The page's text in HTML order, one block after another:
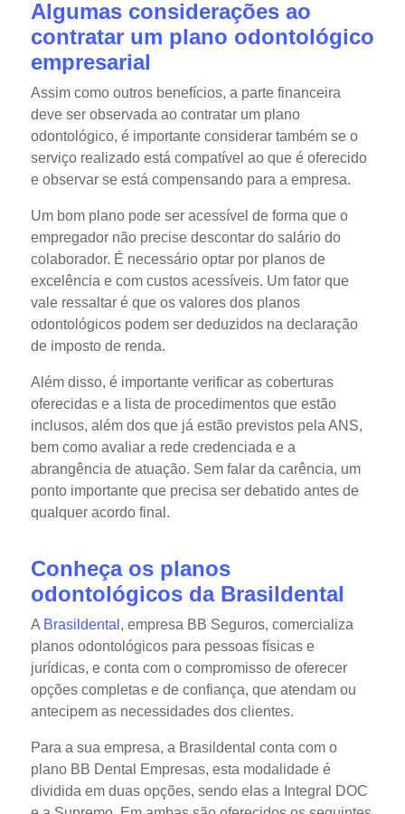
Algumas considerações ao
contratar um plano odontológico
empresarial
Assim como outros benefícios, a parte financeira
deve ser observada ao contratar um plano
odontológico, é importante considerar também se o
serviço realizado está compatível ao que é oferecido
e observar se está compensando para a empresa.
Um bom plano pode ser acessível de forma que o
empregador não precise descontar do salário do
colaborador. É necessário optar por planos de
excelência e com custos acessíveis. Um fator que
vale ressaltar é que os valores dos planos
odontológicos podem ser deduzidos na declaração
de imposto de renda.
Além disso, é importante verificar as coberturas
oferecidas e a lista de procedimentos que estão
inclusos, além dos que já estão previstos pela ANS,
bem como avaliar a rede credenciada e a
abrangência de atuação. Sem falar da carência, um
ponto importante que precisa ser debatido antes de
qualquer acordo final.
Conheça os planos
odontológicos da Brasildental
A Brasildental , empresa BB Seguros, comercializa
planos odontológicos para pessoas físicas e
jurídicas, e conta com o compromisso de oferecer
opções completas e de confiança, que atendam ou
antecipem as necessidades dos clientes.
Para a sua empresa, a Brasildental conta com o
plano BB Dental Empresas, esta modalidade é
dividida em duas opções, sendo elas a Integral DOC